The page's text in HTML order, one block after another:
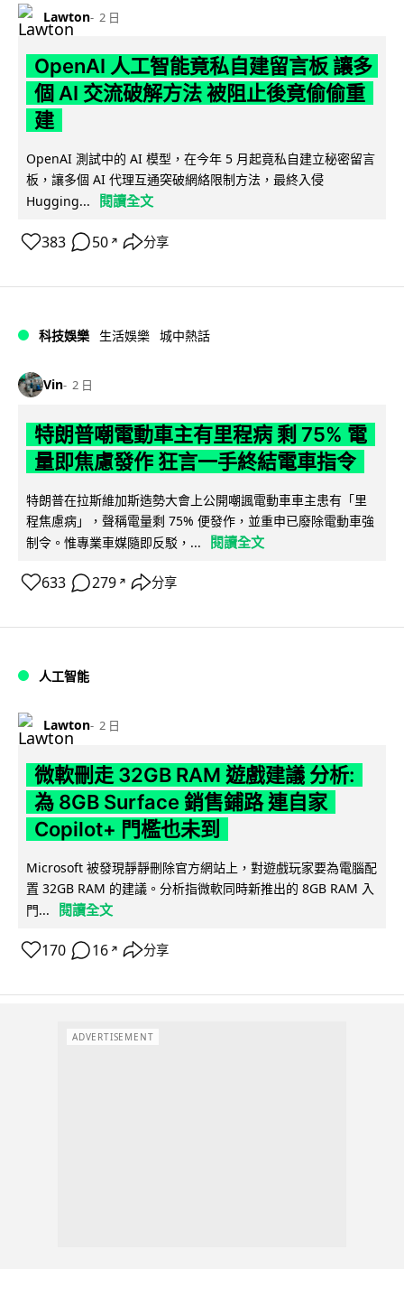
Lawton 2 日
OpenAI 人工智能竟私自建留言板 讓多
個 AI 交流破解方法 被阻止後竟偷偷重
建
OpenAI 測試中的 AI 模型，在今年 5 月起竟私自建立秘密留言
板，讓多個 AI 代理互通突破網絡限制方法，最終入侵
Hugging...
閱讀全文
383 50 ↗ 分享
科技娛樂 生活娛樂 城中熱話
Vin 2 日
特朗普嘲電動車主有里程病 剩 75% 電
量即焦慮發作 狂言一手終結電車指令
特朗普在拉斯維加斯造勢大會上公開嘲諷電動車車主患有「里
程焦慮病」，聲稱電量剩 75% 便發作，並重申已廢除電動車強
制令。惟專業車媒隨即反駁，...
閱讀全文
633 279 ↗ 分享
人工智能
Lawton 2 日
微軟刪走 32GB RAM 遊戲建議 分析:
為 8GB Surface 銷售鋪路 連自家
Copilot+ 門檻也未到
Microsoft 被發現靜靜刪除官方網站上，對遊戲玩家要為電腦配
置 32GB RAM 的建議。分析指微軟同時新推出的 8GB RAM 入
門...
閱讀全文
170 16 ↗ 分享
ADVERTISEMENT